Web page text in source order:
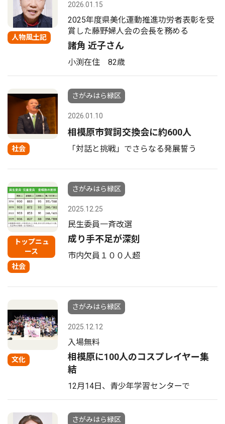
人物風土記
2026.01.15
2025年度県美化運動推進功労者表彰を受
賞した藤野婦人会の会長を務める
諸角 近子さん
小渕在住 82歳
社会
さがみはら緑区
2026.01.10
相模原市賀詞交換会に約600人
「対話と挑戦」でさらなる発展誓う
トップニュ
ース
社会
さがみはら緑区
2025.12.25
民生委員一斉改選
成り手不足が深刻
市内欠員１００人超
文化
さがみはら緑区
2025.12.12
入場無料
相模原に100人のコスプレイヤー集
結
12月14日、青少年学習センターで
さがみはら緑区